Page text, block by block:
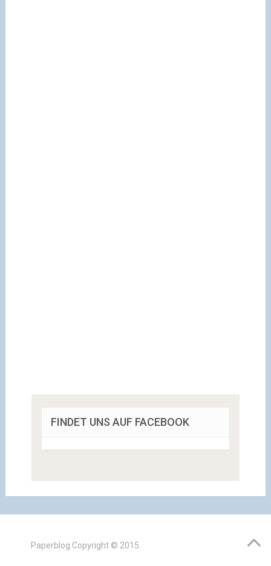
FINDET UNS AUF FACEBOOK
Paperblog Copyright © 2015.